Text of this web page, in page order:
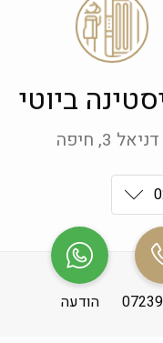
ביוטי
דניאל 3, חיפה
הודעה